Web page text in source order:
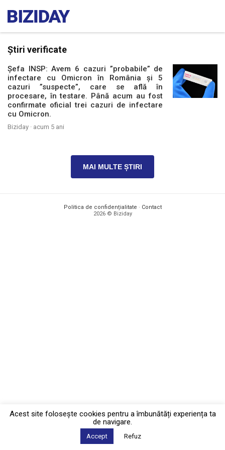
Știri verificate
Șefa INSP: Avem 6 cazuri ”probabile” de
infectare cu Omicron în România și 5
cazuri ”suspecte”, care se află în
procesare, în testare. Până acum au fost
confirmate oficial trei cazuri de infectare
cu Omicron.
Biziday · acum 5 ani
MAI MULTE ȘTIRI
Politica de confidențialitate · Contact
2026 © Biziday
Acest site foloseşte cookies pentru a îmbunătăți experiența ta
de navigare.
Accept Refuz